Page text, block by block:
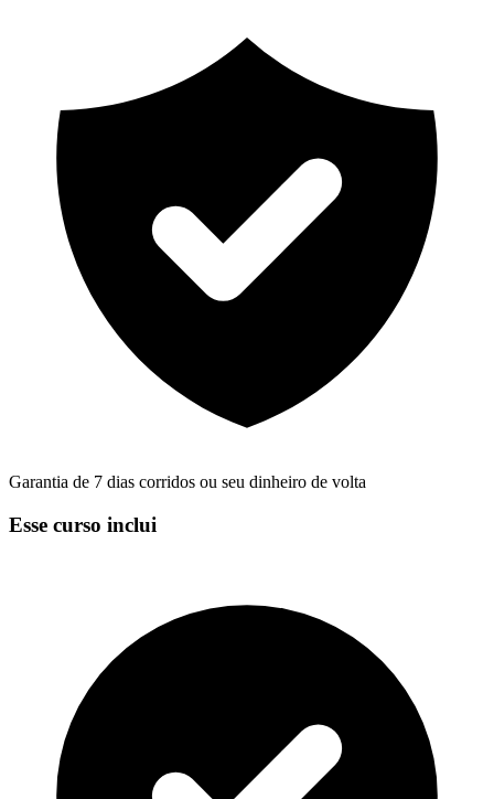
Garantia de 7 dias corridos ou seu dinheiro de volta
Esse curso inclui